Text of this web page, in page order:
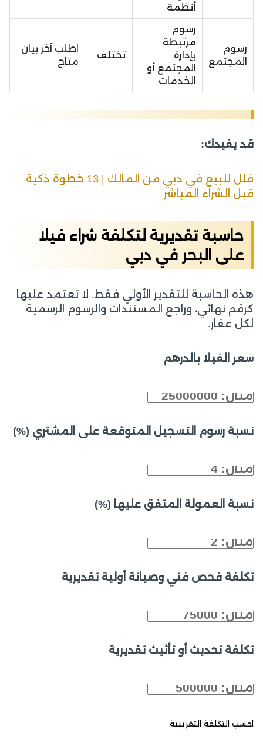
أنظمة
رسوم
المجتمع
رسوم
مرتبطة
بإدارة
المجتمع أو
الخدمات
تختلف
اطلب آخر بيان
متاح
قد يفيدك:
فلل للبيع في دبي من المالك | 13 خطوة ذكية
قبل الشراء المباشر
حاسبة تقديرية لتكلفة شراء فيلا
على البحر في دبي
هذه الحاسبة للتقدير الأولي فقط. لا تعتمد عليها
كرقم نهائي، وراجع المستندات والرسوم الرسمية
لكل عقار.
سعر الفيلا بالدرهم
نسبة رسوم التسجيل المتوقعة على المشتري (%)
نسبة العمولة المتفق عليها (%)
تكلفة فحص فني وصيانة أولية تقديرية
تكلفة تحديث أو تأثيث تقديرية
احسب التكلفة التقريبية